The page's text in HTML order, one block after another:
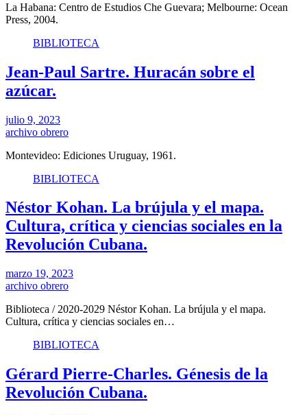
La Habana: Centro de Estudios Che Guevara; Melbourne: Ocean
Press, 2004.
BIBLIOTECA
Jean-Paul Sartre. Huracán sobre el
azúcar.
julio 9, 2023
archivo obrero
Montevideo: Ediciones Uruguay, 1961.
BIBLIOTECA
Néstor Kohan. La brújula y el mapa.
Cultura, crítica y ciencias sociales en la
Revolución Cubana.
marzo 19, 2023
archivo obrero
Biblioteca / 2020-2029 Néstor Kohan. La brújula y el mapa.
Cultura, crítica y ciencias sociales en…
BIBLIOTECA
Gérard Pierre-Charles. Génesis de la
Revolución Cubana.